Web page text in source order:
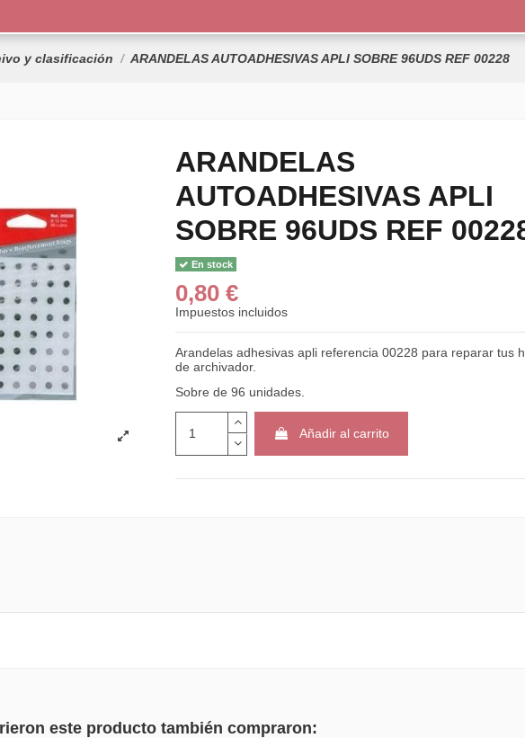
y clasificación ARANDELAS AUTOADHESIVAS APLI SOBRE 96UDS REF 00228
ARANDELAS
AUTOADHESIVAS APLI
SOBRE 96UDS REF
En stock
0,80 €
Impuestos incluidos
Arandelas adhesivas apli referencia 00228 para reparar tus
de archivador.
Sobre de 96 unidades.
Añadir al carrito
este producto también compraron: